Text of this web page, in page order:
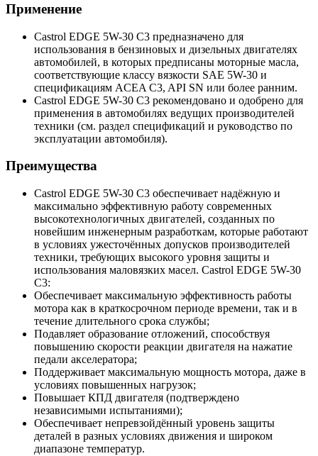
Применение
Castrol EDGE 5W-30 C3 предназначено для
использования в бензиновых и дизельных двигателях
автомобилей, в которых предписаны моторные масла,
соответствующие классу вязкости SAE 5W-30 и
спецификациям ACEA C3, API SN или более ранним.
Castrol EDGE 5W-30 С3 рекомендовано и одобрено для
применения в автомобилях ведущих производителей
техники (см. раздел спецификаций и руководство по
эксплуатации автомобиля).
Преимущества
Castrol EDGE 5W-30 С3 обеспечивает надёжную и
максимально эффективную работу современных
высокотехнологичных двигателей, созданных по
новейшим инженерным разработкам, которые работают
в условиях ужесточённых допусков производителей
техники, требующих высокого уровня защиты и
использования маловязких масел. Castrol EDGE 5W-30
С3:
Обеспечивает максимальную эффективность работы
мотора как в краткосрочном периоде времени, так и в
течение длительного срока службы;
Подавляет образование отложений, способствуя
повышению скорости реакции двигателя на нажатие
педали акселератора;
Поддерживает максимальную мощность мотора, даже в
условиях повышенных нагрузок;
Повышает КПД двигателя (подтверждено
независимыми испытаниями);
Обеспечивает непревзойдённый уровень защиты
деталей в разных условиях движения и широком
диапазоне температур.